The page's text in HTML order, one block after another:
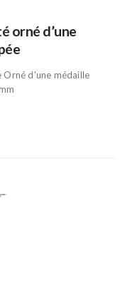
orné d’une
Orné d'une médaille